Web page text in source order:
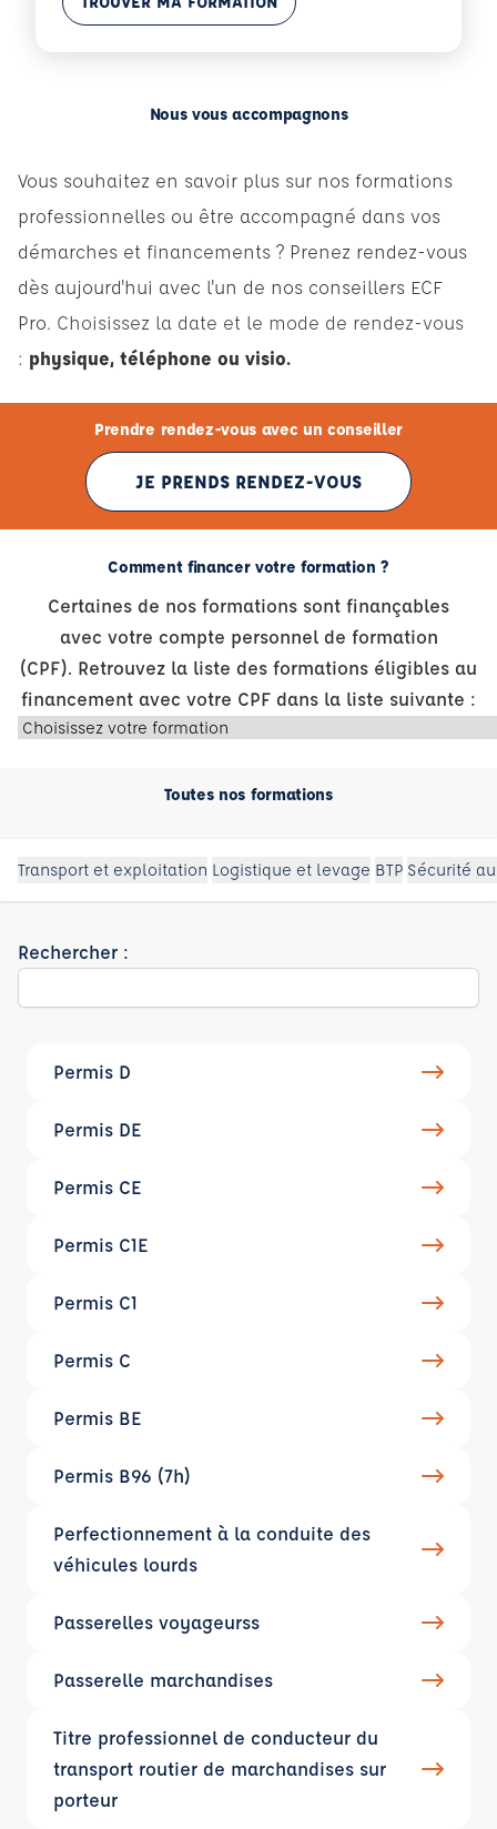
Nous vous accompagnons
Vous souhaitez en savoir plus sur nos formations
professionnelles ou être accompagné dans vos
démarches et financements ? Prenez rendez-vous
dès aujourd'hui avec l'un de nos conseillers ECF
Pro. Choisissez la date et le mode de rendez-vous
: physique, téléphone ou visio.
Prendre rendez-vous avec un conseiller
JE PRENDS RENDEZ-VOUS
Comment financer votre formation ?
Certaines de nos formations sont finançables
avec votre compte personnel de formation
(CPF). Retrouvez la liste des formations éligibles au
financement avec votre CPF dans la liste suivante :
Toutes nos formations
Transport et exploitation Logistique et levage BTP Sécurité
Rechercher :
Permis D
Permis DE
Permis CE
Permis C1E
Permis C1
Permis C
Permis BE
Permis B96 (7h)
Perfectionnement à la conduite des
véhicules lourds
Passerelles voyageurss
Passerelle marchandises
Titre professionnel de conducteur du
transport routier de marchandises sur
porteur